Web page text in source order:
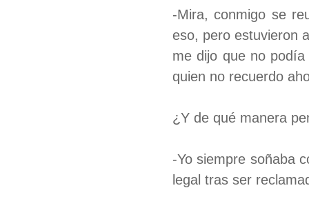
-Mira, conmigo se
eso, pero estuvieron
me dijo que no
quien no recuerdo
¿Y de qué manera
-Yo siempre soñaba
legal tras ser